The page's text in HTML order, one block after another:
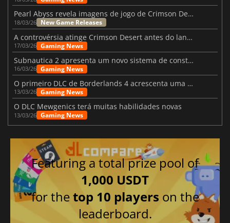
Pearl Abyss revela imagens de jogo de Crimson Desert para a PS5
18/03/26 New Game Releases
A controvérsia atinge Crimson Desert antes do lançamento
17/03/26 Gaming News
Subnautica 2 apresenta um novo sistema de construção de bases
16/03/26 Gaming News
O primeiro DLC de Borderlands 4 acrescenta uma nova personagem e muito mais
13/03/26 Gaming News
O DLC Mewgenics terá muitas habilidades novas
13/03/26 Gaming News
Featuring a total prize pool of
1,000 USDT
for thetop 10 players on the
leaderboard.